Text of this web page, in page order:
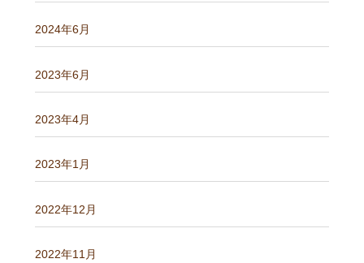
2024年6月
2023年6月
2023年4月
2023年1月
2022年12月
2022年11月